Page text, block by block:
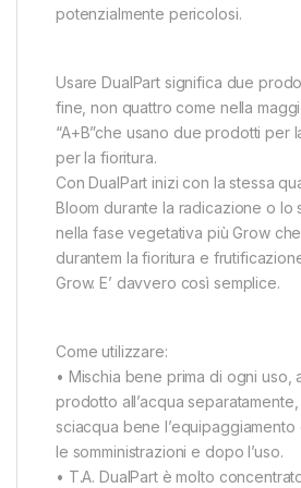
potenzialmente pericolosi.
Usare DualPart significa due
fine, non quattro come nella
“A+B”che usano due prodotti per
per la fioritura.
Con DualPart inizi con la stessa
Bloom durante la radicazione o lo
nella fase vegetativa più Grow
durantem la fioritura e
Grow. E’ davvero così semplice.
Come utilizzare:
• Mischia bene prima di ogni uso,
prodotto all’acqua
sciacqua bene l’equipaggiamento
le somministrazioni e dopo l’uso.
• T.A. DualPart è molto